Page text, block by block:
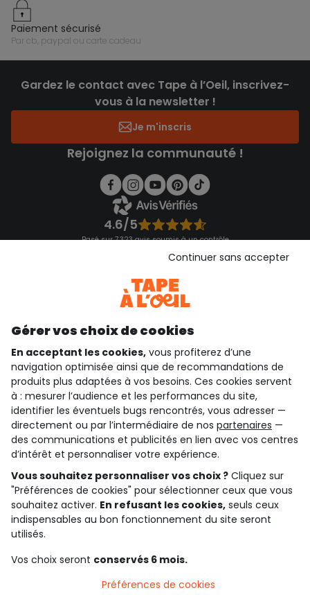
paiement sécurisé
par cb, paypal ou carte cadeau
Gardez le contact avec Tape à l’Oeil, inscrivez-
vous à la newsletter !
Je m'inscris
Rejoignez la communauté !
4.6/5
Basé sur 7 323 avis soumis à un contrôle
Consulter les CGU
qui sommes-nous ?
besoin d'aide ?
le club fidélité
notre catalogue
Conditions générales de ventes et d'utilisation
Conditions d’utilisation des réseaux sociaux
Politique de confidentialité
Cookies et données personnelles
Paramètres des cookies
Gérer vos choix de cookies
En acceptant les cookies, vous profiterez d’une
navigation optimisée ainsi que de recommandations de
produits plus adaptées à vos besoins. Ces cookies servent
à : mesurer l’audience et les performances du site,
identifier les éventuels bugs rencontrés, vous adresser —
directement ou par l’intermédiaire de nos partenaires —
des communications et publicités en lien avec vos centres
d’intérêt et personnaliser votre expérience.
Vous souhaitez personnaliser vos choix ? Cliquez sur
"Préférences de cookies" pour sélectionner ceux que vous
souhaitez activer. En refusant les cookies, seuls ceux
indispensables au bon fonctionnement du site seront
utilisés.
Vos choix seront conservés 6 mois.
Continuer sans accepter
Préférences de cookies